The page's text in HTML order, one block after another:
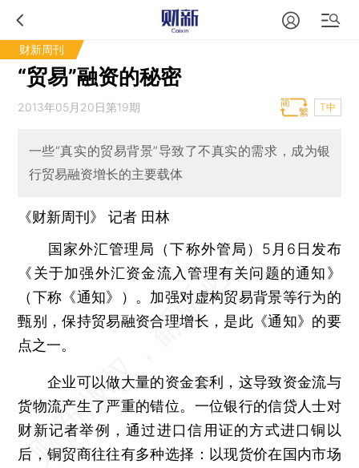
财新周刊
“贸易”融资的秘密
2013年05月20日第19期 T中
一些“真实的贸易背景”导致了不真实的需求，成为银
行贸易融资增长的主要载体
《财新周刊》 记者 田林
国家外汇管理局（下称外管局）5月6日发布
《关于加强外汇资金流入管理有关问题的通知》
（下称《通知》）。加强对虚构贸易背景等行为的
甄别，保持贸易融资合理增长，是此《通知》的要
点之一。
企业可以做大量的资金套利，这导致资金流与
货物流产生了严重的错位。一位银行的信贷人士对
财新记者举例，通过进口信用证的方式进口铜以
后，铜贸商往往有多种选择：以现货价在国内市场